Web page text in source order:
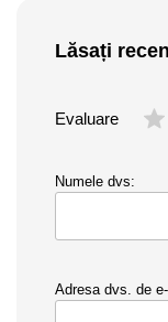
Lăsați
Evaluare
Numele dvs:
Adresa dvs. de